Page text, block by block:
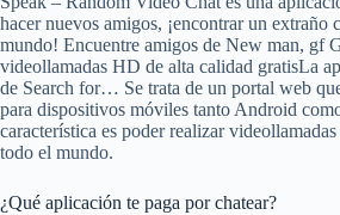
hacer nuevos amigos, ¡encontrar un extraño
mundo! Encuentre amigos de New man, gf
videollamadas HD de alta calidad gratisLa
de Search for… Se trata de un portal web
para dispositivos móviles tanto Android
característica es poder realizar
todo el mundo.
¿Qué aplicación te paga por chatear?